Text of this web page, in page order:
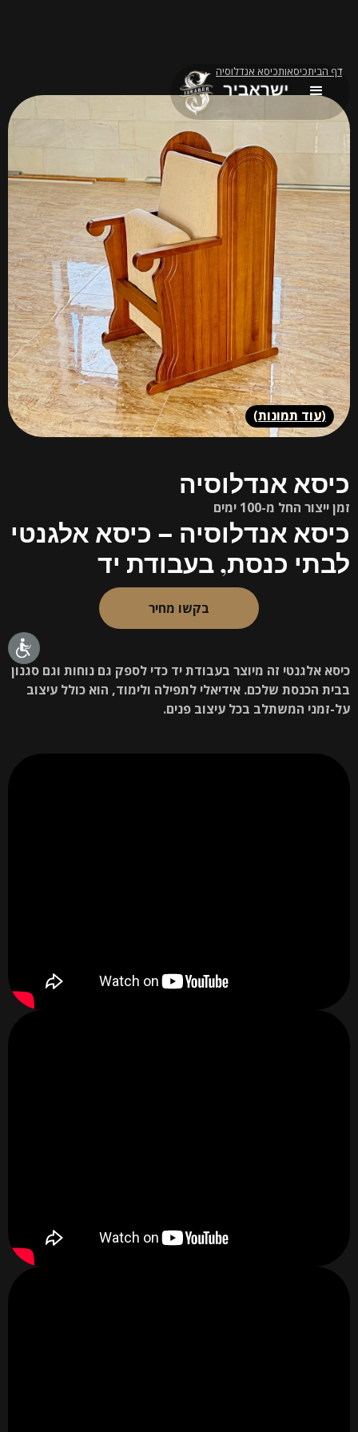
דף הביתכיסאותכיסא אנדלוסיה
(עוד תמונות)
כיסא אנדלוסיה
זמן ייצור החל מ-100 ימים
כיסא אנדלוסיה – כיסא אלגנטי
לבתי כנסת, בעבודת יד
בקשו מחיר
כיסא אלגנטי זה מיוצר בעבודת יד כדי לספק גם נוחות וגם סגנון
בבית הכנסת שלכם. אידיאלי לתפילה ולימוד, הוא כולל עיצוב
על-זמני המשתלב בכל עיצוב פנים.